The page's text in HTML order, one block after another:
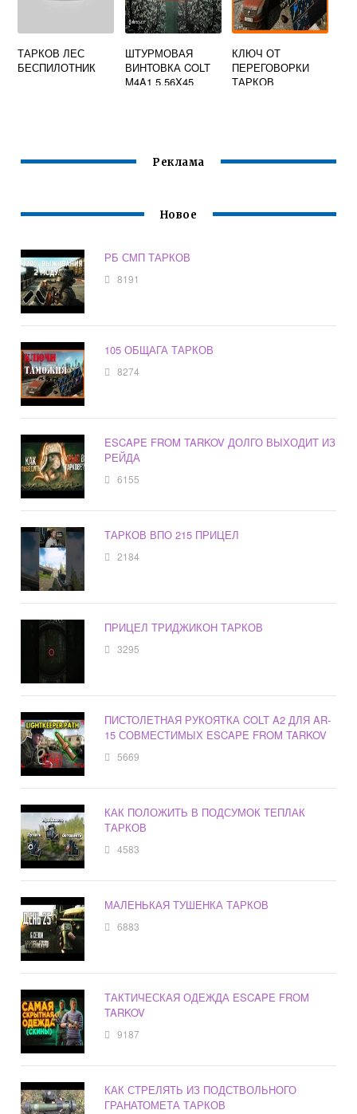
ТАРКОВ ЛЕС
БЕСПИЛОТНИК
ШТУРМОВАЯ
ВИНТОВКА COLT
M4A1 5.56X45
КЛЮЧ ОТ
ПЕРЕГОВОРКИ
ТАРКОВ
Реклама
Новое
РБ СМП ТАРКОВ
8191
105 ОБЩАГА ТАРКОВ
8274
ESCAPE FROM TARKOV ДОЛГО ВЫХОДИТ ИЗ
РЕЙДА
6155
ТАРКОВ ВПО 215 ПРИЦЕЛ
2184
ПРИЦЕЛ ТРИДЖИКОН ТАРКОВ
3295
ПИСТОЛЕТНАЯ РУКОЯТКА COLT A2 ДЛЯ AR-
15 СОВМЕСТИМЫХ ESCAPE FROM TARKOV
5669
КАК ПОЛОЖИТЬ В ПОДСУМОК ТЕПЛАК
ТАРКОВ
4583
МАЛЕНЬКАЯ ТУШЕНКА ТАРКОВ
6883
ТАКТИЧЕСКАЯ ОДЕЖДА ESCAPE FROM
TARKOV
9187
КАК СТРЕЛЯТЬ ИЗ ПОДСТВОЛЬНОГО
ГРАНАТОМЕТА ТАРКОВ